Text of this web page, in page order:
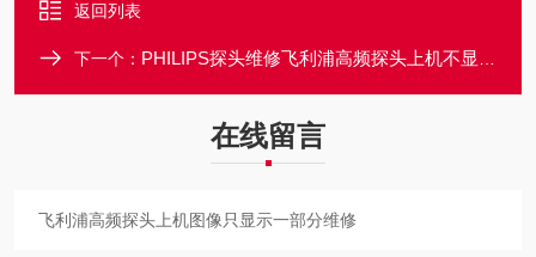
返回列表
下一个： PHILIPS探头维修飞利浦高频探头上机不显示任何图像售后维修
在线留言